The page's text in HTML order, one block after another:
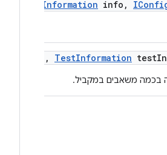
Information info ,
, TestInformation test
בכמה משאבים במקביל.